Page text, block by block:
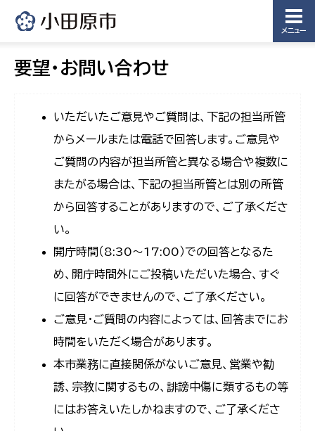
メニュー
要望・お問い合わせ
いただいたご意見やご質問は、下記の担当所管
からメールまたは電話で回答します。ご意見や
ご質問の内容が担当所管と異なる場合や複数に
またがる場合は、下記の担当所管とは別の所管
から回答することがありますので、ご了承くださ
い。
開庁時間（8:30〜17:00）での回答となるた
め、開庁時間外にご投稿いただいた場合、すぐ
に回答ができませんので、ご了承ください。
ご意見・ご質問の内容によっては、回答までにお
時間をいただく場合があります。
本市業務に直接関係がないご意見、営業や勧
誘、宗教に関するもの、誹謗中傷に類するもの等
にはお答えいたしかねますので、ご了承くださ